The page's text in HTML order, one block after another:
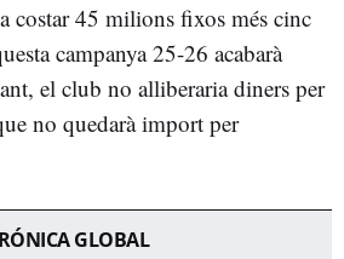
costar 45 milions fixos més cinc
campanya 25-26 acabarà
el club no alliberaria diners per
no quedarà import per
GLOBAL